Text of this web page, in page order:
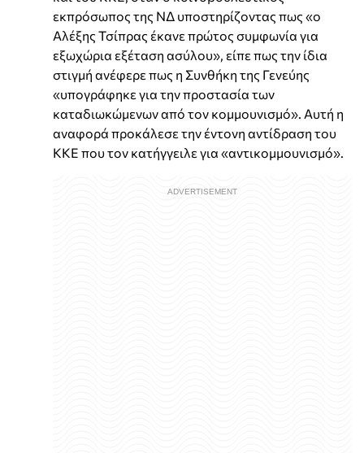
εκπρόσωπος της ΝΔ υποστηρίζοντας πως «ο
Αλέξης Τσίπρας έκανε πρώτος συμφωνία για
εξωχώρια εξέταση ασύλου», είπε πως την ίδια
στιγμή ανέφερε πως η Συνθήκη της Γενεύης
«υπογράφηκε για την προστασία των
καταδιωκώμενων από τον κομμουνισμό». Αυτή η
αναφορά προκάλεσε την έντονη αντίδραση του
ΚΚΕ που τον κατήγγειλε για «αντικομμουνισμό».